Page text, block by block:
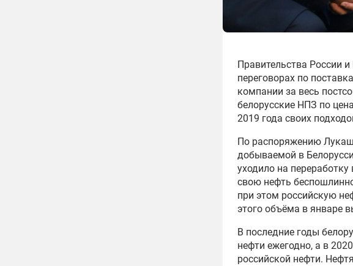
Правительства России
переговорах по
компании за весь
белорусские НПЗ по
2019 года своих
По распоряжению
добываемой в
уходило на
свою нефть
при этом российскую
этого объёма в январе
В последние годы
нефти ежегодно, а в
российской нефти.